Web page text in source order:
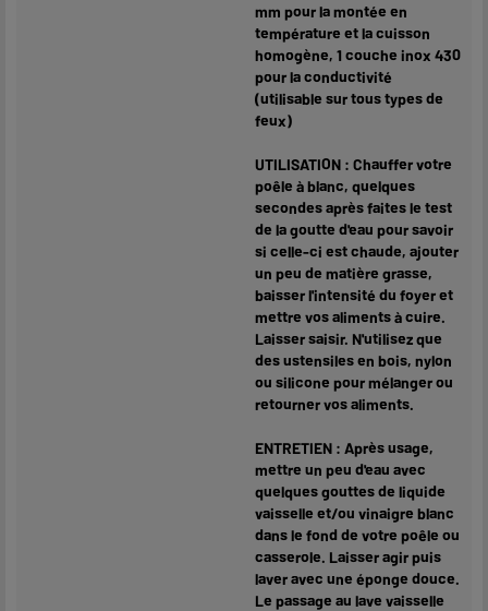
mm pour la montée en
température et la cuisson
homogène, 1 couche inox 430
pour la conductivité
(utilisable sur tous types de
feux)
UTILISATION : Chauffer votre
poêle à blanc, quelques
secondes après faites le test
de la goutte d'eau pour savoir
si celle-ci est chaude, ajouter
un peu de matière grasse,
baisser l'intensité du foyer et
mettre vos aliments à cuire.
Laisser saisir. N'utilisez que
des ustensiles en bois, nylon
ou silicone pour mélanger ou
retourner vos aliments.
ENTRETIEN : Après usage,
mettre un peu d'eau avec
quelques gouttes de liquide
vaisselle et/ou vinaigre blanc
dans le fond de votre poêle ou
casserole. Laisser agir puis
laver avec une éponge douce.
Le passage au lave vaisselle